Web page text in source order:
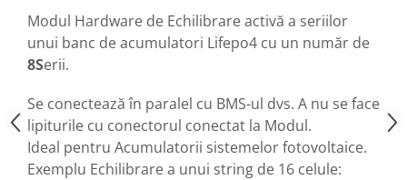
25 km/h
45 km/h
50 km/h
Harley
⬇ MARCI
➔ Geeli
Modul Hardware de Echilibrare activă a seriilor
unui banc de acumulatori Lifepo4 cu un număr de
8Serii.
Se conectează în paralel cu BMS-ul dvs. A nu se face
lipiturile cu conectorul conectat la Modul.
Ideal pentru Acumulatorii sistemelor fotovoltaice.
Exemplu Echilibrare a unui string de 16 celule: